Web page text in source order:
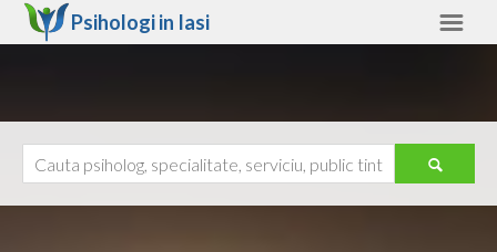
Psihologi in Iasi
Ajutor